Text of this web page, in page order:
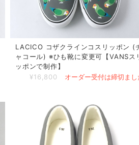
LACICO コザクラインコスリッポン (
ャコール) ※ひも靴に変更可【VANSス
ッポンで制作】
¥16,800
オーダー受付は締切まし